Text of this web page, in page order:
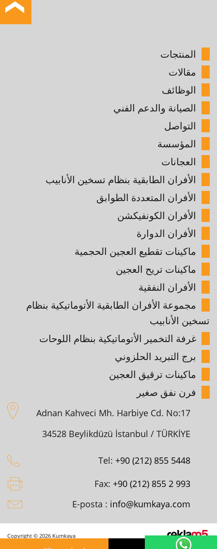
المنتجات
مقالات
الوظائف
الصيانة والدعم الفني
التواصل
المؤسسة
العجانات
الأفران الطابقية بنظام تسخين الأنابيب
الأفران المتعددة الطوابق
الأفران الكونفيكشن
الأفران الدوارة
ماكينات تقطيع العجين الحجمية
ماكينات تريح العجين
الأفران النفقية
مجموعة الأفران الطابقية الأتوماتيكية بنظام
تسخين الأنابيب
غرفة التخمير الأتوماتيكية بنظام اللوحات
برج التبريد الحلزوني
ماكينات ترقيق العجين
فرن نفق صغير
Adnan Kahveci Mh. Harbiye Cd. No:17
34528 Beylikdüzü İstanbul / TÜRKİYE
Tel: +90 (212) 855 5448
Fax: +90 (212) 855 2 993
E-posta : info@kumkaya.com
Copyright © 2026 Kumkaya